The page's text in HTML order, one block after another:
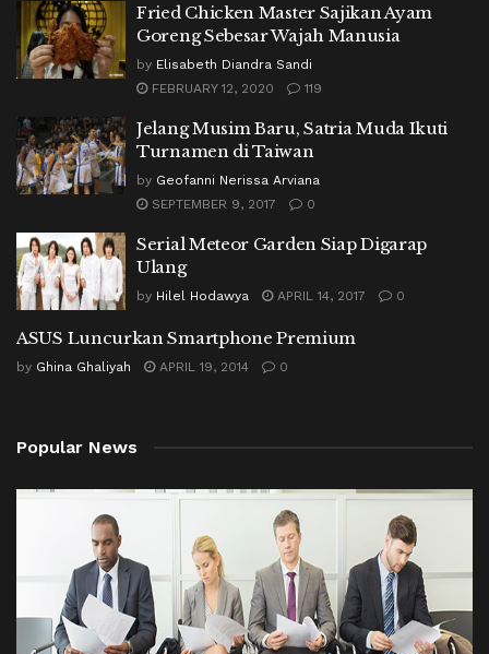
Fried Chicken Master Sajikan Ayam
Goreng Sebesar Wajah Manusia
by Elisabeth Diandra Sandi
FEBRUARY 12, 2020
119
Jelang Musim Baru, Satria Muda Ikuti
Turnamen di Taiwan
by Geofanni Nerissa Arviana
SEPTEMBER 9, 2017
0
Serial Meteor Garden Siap Digarap
Ulang
by Hilel Hodawya APRIL 14, 2017 0
ASUS Luncurkan Smartphone Premium
by Ghina Ghaliyah APRIL 19, 2014 0
Popular News